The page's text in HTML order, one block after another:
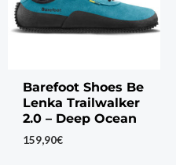
Barefoot Shoes Be
Lenka Trailwalker
2.0 – Deep Ocean
159,90€